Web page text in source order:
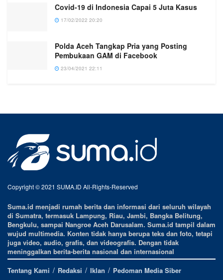
Covid-19 di Indonesia Capai 5 Juta Kasus
17/02/2022 20:20
Polda Aceh Tangkap Pria yang Posting
Pembukaan GAM di Facebook
23/04/2021 22:11
Copyright © 2021 SUMA.ID All-Rights-Reserved
Suma.id menjadi rumah berita dan informasi dari seluruh wilayah
di Sumatra, termasuk Lampung, Riau, Jambi, Bangka Belitung,
Bengkulu, sampai Nangroe Aceh Darusalam. Suma.id tampil dalam
wujud multimedia. Konten tidak hanya berupa teks dan foto, tetapi
juga video, audio, grafis, dan videografis. Dengan tidak
meninggalkan berita-berita nasional dan internasional
Tentang Kami
Redaksi Iklan Pedoman Media Siber